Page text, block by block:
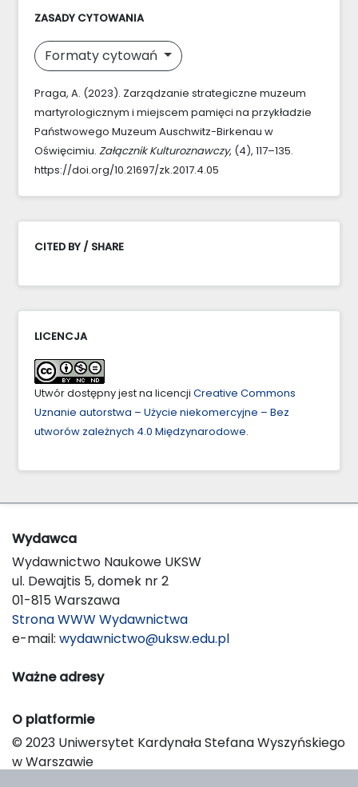
ZASADY CYTOWANIA
Formaty cytowań
Praga, A. (2023). Zarządzanie strategiczne muzeum
martyrologicznym i miejscem pamięci na przykładzie
Państwowego Muzeum Auschwitz-Birkenau w
Oświęcimiu. Załącznik Kulturoznawczy, (4), 117–135.
https://doi.org/10.21697/zk.2017.4.05
CITED BY / SHARE
LICENCJA
Utwór dostępny jest na licencji Creative Commons
Uznanie autorstwa – Użycie niekomercyjne – Bez
utworów zależnych 4.0 Międzynarodowe.
Wydawca
Wydawnictwo Naukowe UKSW
ul. Dewajtis 5, domek nr 2
01-815 Warszawa
Strona WWW Wydawnictwa
e-mail: wydawnictwo@uksw.edu.pl
Ważne adresy
O platformie
© 2023 Uniwersytet Kardynała Stefana Wyszyńskiego
w Warszawie